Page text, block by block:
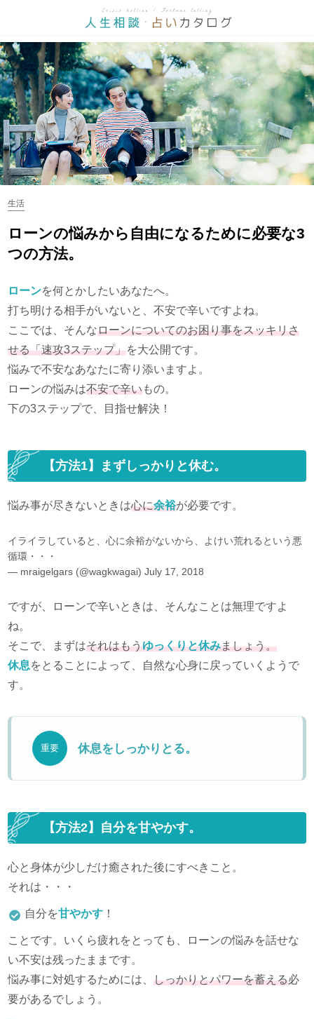
生活
ローンの悩みから自由になるために必要な3
つの方法。
ローンを何とかしたいあなたへ。
打ち明ける相手がいないと、不安で辛いですよね。
ここでは、そんなローンについてのお困り事をスッキリさ
せる「速攻3ステップ」を大公開です。
悩みで不安なあなたに寄り添いますよ。
ローンの悩みは不安で辛いもの。
下の3ステップで、目指せ解決！
【方法1】まずしっかりと休む。
悩み事が尽きないときは心に余裕が必要です。
イライラしていると、心に余裕がないから、よけい荒れるという悪
循環・・・
— mraigelgars (@wagkwagai) July 17, 2018
ですが、ローンで辛いときは、そんなことは無理ですよ
ね。
そこで、まずはそれはもうゆっくりと休みましょう。
休息をとることによって、自然な心身に戻っていくようで
す。
重要 休息をしっかりとる。
【方法2】自分を甘やかす。
心と身体が少しだけ癒された後にすべきこと。
それは・・・
自分を甘やかす ！
ことです。いくら疲れをとっても、ローンの悩みを話せな
い不安は残ったままです。
悩み事に対処するためには、 しっかりとパワーを蓄える必
要があるでしょう。